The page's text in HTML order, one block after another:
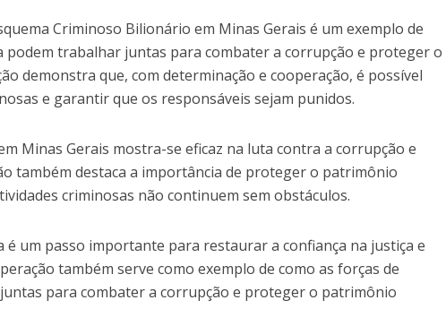
Criminoso Bilionário em Minas Gerais é um exemplo de
podem trabalhar juntas para combater a corrupção e proteger o
demonstra que, com determinação e cooperação, é possível
e garantir que os responsáveis sejam punidos.
Minas Gerais mostra-se eficaz na luta contra a corrupção e
também destaca a importância de proteger o patrimônio
criminosas não continuem sem obstáculos.
é um passo importante para restaurar a confiança na justiça e
também serve como exemplo de como as forças de
para combater a corrupção e proteger o patrimônio